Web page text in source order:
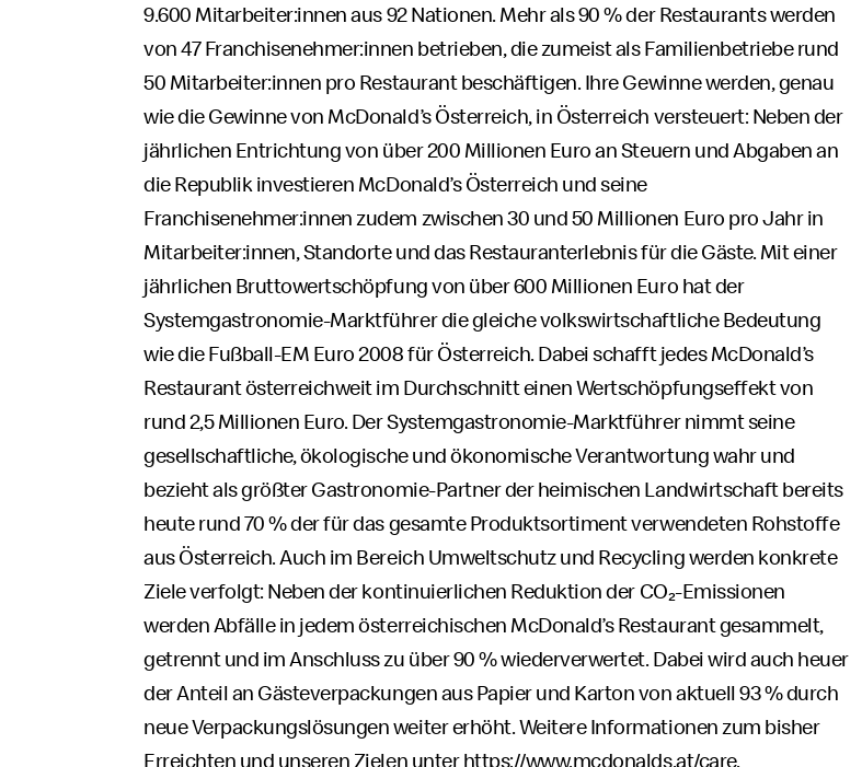
9.600 Mitarbeiter:innen aus 92 Nationen. Mehr als 90 % der Restaurants werden
von 47 Franchisenehmer:innen betrieben, die zumeist als Familienbetriebe rund
50 Mitarbeiter:innen pro Restaurant beschäftigen. Ihre Gewinne werden, genau
wie die Gewinne von McDonald’s Österreich, in Österreich versteuert: Neben der
jährlichen Entrichtung von über 200 Millionen Euro an Steuern und Abgaben an
die Republik investieren McDonald’s Österreich und seine
Franchisenehmer:innen zudem zwischen 30 und 50 Millionen Euro pro Jahr in
Mitarbeiter:innen, Standorte und das Restauranterlebnis für die Gäste. Mit einer
jährlichen Bruttowertschöpfung von über 600 Millionen Euro hat der
Systemgastronomie-Marktführer die gleiche volkswirtschaftliche Bedeutung
wie die Fußball-EM Euro 2008 für Österreich. Dabei schafft jedes McDonald’s
Restaurant österreichweit im Durchschnitt einen Wertschöpfungseffekt von
rund 2,5 Millionen Euro. Der Systemgastronomie-Marktführer nimmt seine
gesellschaftliche, ökologische und ökonomische Verantwortung wahr und
bezieht als größter Gastronomie-Partner der heimischen Landwirtschaft bereits
heute rund 70 % der für das gesamte Produktsortiment verwendeten Rohstoffe
aus Österreich. Auch im Bereich Umweltschutz und Recycling werden konkrete
Ziele verfolgt: Neben der kontinuierlichen Reduktion der CO₂-Emissionen
werden Abfälle in jedem österreichischen McDonald’s Restaurant gesammelt,
getrennt und im Anschluss zu über 90 % wiederverwertet. Dabei wird auch heuer
der Anteil an Gästeverpackungen aus Papier und Karton von aktuell 93 % durch
neue Verpackungslösungen weiter erhöht. Weitere Informationen zum bisher
Erreichten und unseren Zielen unterhttps://www.mcdonalds.at/care.